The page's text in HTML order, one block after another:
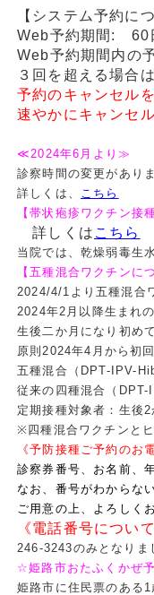
【システム予約に
Web予約期間: 60
Web予約期間内の
３回を超える場合
予約のキャンセル
速やかにキャンセ
≪2024年6月より≫
診察時間の変更がありま
詳しくは、 こちら
【帯状疱疹ワクチン接
詳しくは こちら
当院では、乾燥弱毒生
【五種混合ワクチンに
2024/4/1より五種混合
2024年2月以降生まれ
生後二か月になり初め
原則2024年4月から初
五種混合（DPT-IPV-
従来の四種混合（
定期接種対象者：生後
※四種混合ワクチンと
《予防接種ご予約のお
診察券番号、お名前、
なお、番号がわからな
ご用意の上、よろしく
《電話番号について
246-3243のみとなりま
☆姫路市おたふくかぜ
姫路市に住民票のある1